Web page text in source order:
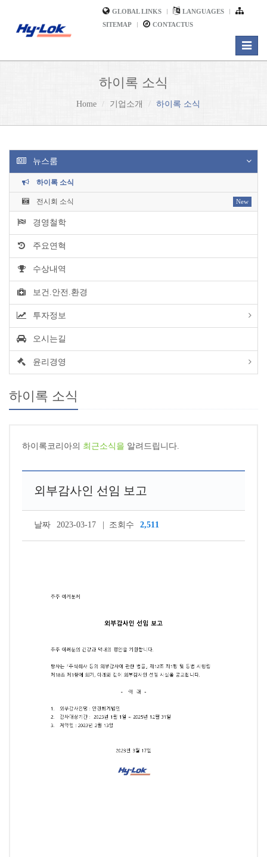
GLOBAL LINKS
LANGUAGES
SITEMAP
CONTACTUS
Toggle
하이록 소식
Home 기업소개 하이록 소식
뉴스룸
하이록 소식
New
전시회 소식
경영철학
주요연혁
수상내역
보건.안전.환경
투자정보
오시는길
윤리경영
하이록 소식
하이록코리아의 최근소식을 알려드립니다.
외부감사인 선임 보고
날짜 2023-03-17 조회수 2,511